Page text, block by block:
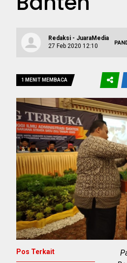
Redaksi - JuaraMedia
27 Feb 2020 12:10
1 MENIT MEMBACA
Pos Terkait